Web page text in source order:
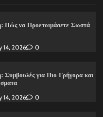
Πώς να Προετοιμάσετε Σωστά
14, 2026 0
για Πιο Γρήγορα και
14, 2026 0